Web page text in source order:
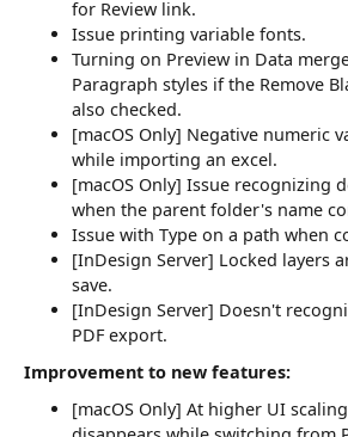
for Review link.
Issue printing variable fonts.
Turning on Preview in Data
Paragraph styles if the Remove
also checked.
[macOS Only] Negative numeric
while importing an excel.
[macOS Only] Issue recognizing
when the parent folder's name
Issue with Type on a path when
[InDesign Server] Locked layers
save.
[InDesign Server] Doesn't
PDF export.
Improvement to new features:
[macOS Only] At higher UI